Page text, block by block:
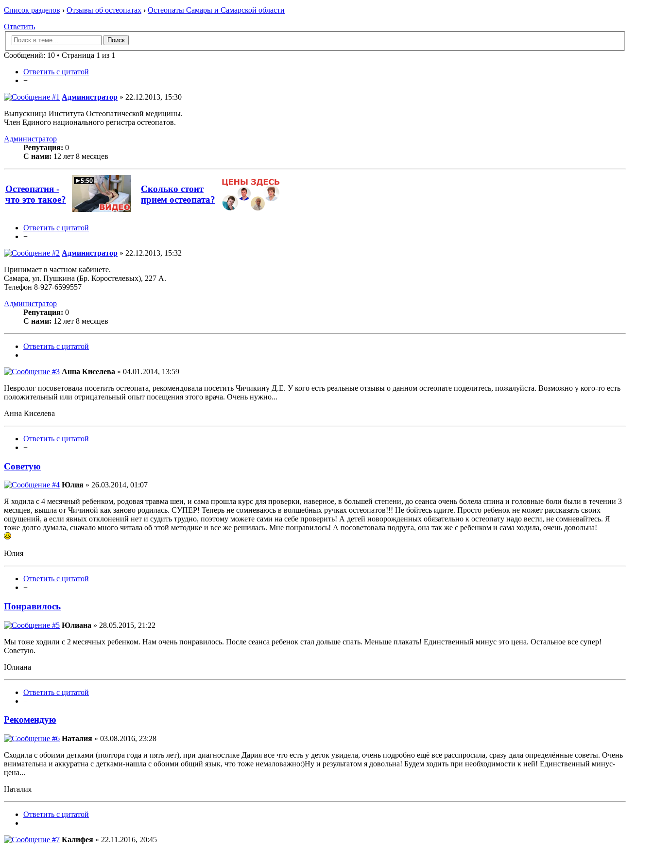
Список разделов › Отзывы об остеопатах › Остеопаты Самары и Самарской области
Ответить
Сообщений: 10 • Страница 1 из 1
Ответить с цитатой
−
Администратор » 22.12.2013, 15:30
Выпускница Института Остеопатической медицины.
Член Единого национального регистра остеопатов.
Администратор
Репутация: 0
С нами: 12 лет 8 месяцев
Остеопатия -
что это такое?
Сколько стоит
прием остеопата?
Ответить с цитатой
−
Администратор » 22.12.2013, 15:32
Принимает в частном кабинете.
Самара, ул. Пушкина (Бр. Коростелевых), 227 А.
Телефон 8-927-6599557
Администратор
Репутация: 0
С нами: 12 лет 8 месяцев
Ответить с цитатой
−
Анна Киселева » 04.01.2014, 13:59
Невролог посоветовала посетить остеопата, рекомендовала посетить Чичикину Д.Е. У кого есть реальные отзывы о данном остеопате поделитесь, пожалуйста. Возможно у кого-то есть
положительный или отрицательный опыт посещения этого врача. Очень нужно...
Анна Киселева
Ответить с цитатой
−
Советую
Юлия » 26.03.2014, 01:07
Я ходила с 4 месячный ребенком, родовая травма шеи, и сама прошла курс для проверки, наверное, в большей степени, до сеанса очень болела спина и головные боли были в течении 3
месяцев, вышла от Чичиной как заново родилась. СУПЕР! Теперь не сомневаюсь в волшебных ручках остеопатов!!! Не бойтесь идите. Просто ребенок не может рассказать своих
ощущений, а если явных отклонений нет и судить трудно, поэтому можете сами на себе проверить! А детей новорожденных обязательно к остеопату надо вести, не сомневайтесь. Я
тоже долго думала, сначало много читала об этой методике и все же решилась. Мне понравилось! А посоветовала подруга, она так же с ребенком и сама ходила, очень довольна!
Юлия
Ответить с цитатой
−
Понравилось
Юлиана » 28.05.2015, 21:22
Мы тоже ходили с 2 месячных ребенком. Нам очень понравилось. После сеанса ребенок стал дольше спать. Меньше плакать! Единственный минус это цена. Остальное все супер!
Советую.
Юлиана
Ответить с цитатой
−
Рекомендую
Наталия » 03.08.2016, 23:28
Сходила с обоими детками (полтора года и пять лет), при диагностике Дария все что есть у деток увидела, очень подробно ещё все расспросила, сразу дала определённые советы. Очень
внимательна и аккуратна с детками-нашла с обоими общий язык, что тоже немаловажно:)Ну и результатом я довольна! Будем ходить при необходимости к ней! Единственный минус-
цена...
Наталия
Ответить с цитатой
−
Калифея » 22.11.2016, 20:45